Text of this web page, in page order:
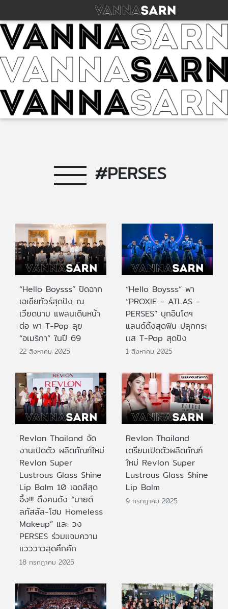
#PERSES
“Hello Boysss” ปิดฉาก
เอเชียทัวร์สุดปัง ณ
เวียดนาม แพลนเดินหน้า
ต่อ พา T-Pop ลุย
“อเมริกา” ในปี 69
22 สิงหาคม 2025
“Hello Boysss” พา
“PROXIE - ATLAS -
PERSES” บุกอินโดฯ
แลนด์ดิ้งสุดฟิน ปลุกกระ
เเส T-Pop สุดปัง
1 สิงหาคม 2025
Revlon Thailand จัด
งานเปิดตัว ผลิตภัณฑ์ใหม่
Revlon Super
Lustrous Glass Shine
Lip Balm 10 เฉดสีสุด
จึ้ง!!! ดึงคนดัง “มายด์
ลภัสลัล-โฮม Homeless
Makeup” และ วง
PERSES ร่วมแจมความ
แวววาวสุดคึกคัก
18 กรกฎาคม 2025
Revlon Thailand
เตรียมเปิดตัวผลิตภัณฑ์
ใหม่ Revlon Super
Lustrous Glass Shine
Lip Balm
9 กรกฎาคม 2025